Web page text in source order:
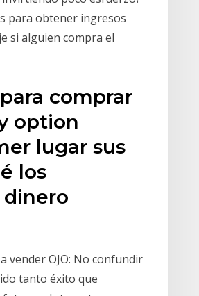
para obtener ingresos
si alguien compra el
comprar
option
lugar sus
los
vender OJO: No confundir
tanto éxito que